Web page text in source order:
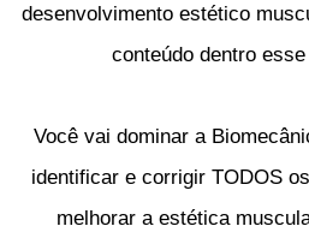
desenvolvimento estético
conteúdo dentro
Você vai dominar a
identificar e corrigir TODOS
melhorar a estética